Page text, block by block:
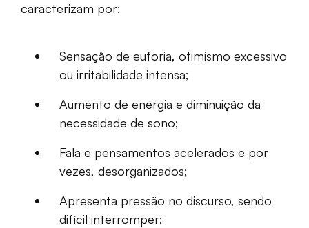
caracterizam por:
Sensação de euforia, otimismo excessivo
ou irritabilidade intensa;
Aumento de energia e diminuição da
necessidade de sono;
Fala e pensamentos acelerados e por
vezes, desorganizados;
Apresenta pressão no discurso, sendo
difícil interromper;